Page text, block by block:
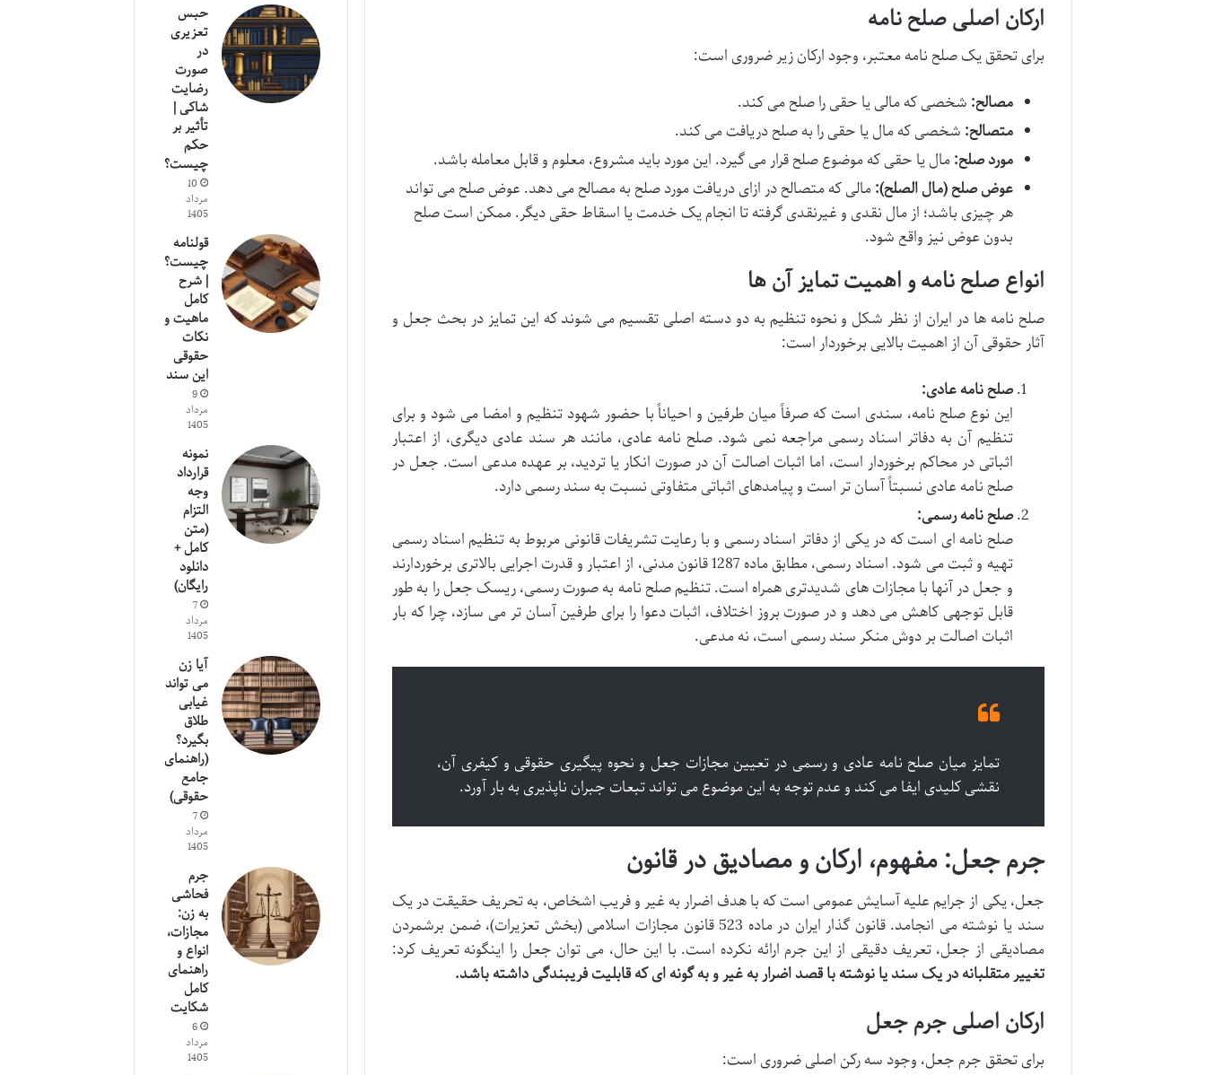
ارکان اصلی صلح نامه
برای تحقق یک صلح نامه معتبر، وجود ارکان زیر ضروری است:
مصالح: شخصی که مالی یا حقی را صلح می کند.
متصالح: شخصی که مال یا حقی را به صلح دریافت می کند.
مورد صلح:مال یا حقی که موضوع صلح قرار می گیرد. این مورد باید مشروع، معلوم و قابل معامله باشد.
عوض صلح (مال الصلح):مالی که متصالح در ازای دریافت مورد صلح به مصالح می دهد. عوض صلح می تواند
هر چیزی باشد؛ از مال نقدی و غیرنقدی گرفته تا انجام یک خدمت یا اسقاط حقی دیگر. ممکن است صلح
بدون عوض نیز واقع شود.
انواع صلح نامه و اهمیت تمایز آن ها
صلح نامه ها در ایران از نظر شکل و نحوه تنظیم به دو دسته اصلی تقسیم می شوند که این تمایز در بحث جعل و
آثار حقوقی آن از اهمیت بالایی برخوردار است:
صلح نامه عادی:
این نوع صلح نامه، سندی است که صرفاً میان طرفین و احیاناً با حضور شهود تنظیم و امضا می شود و برای
تنظیم آن به دفاتر اسناد رسمی مراجعه نمی شود. صلح نامه عادی، مانند هر سند عادی دیگری، از اعتبار
اثباتی در محاکم برخوردار است، اما اثبات اصالت آن در صورت انکار یا تردید، بر عهده مدعی است. جعل در
صلح نامه عادی نسبتاً آسان تر است و پیامدهای اثباتی متفاوتی نسبت به سند رسمی دارد.
صلح نامه رسمی:
صلح نامه ای است که در یکی از دفاتر اسناد رسمی و با رعایت تشریفات قانونی مربوط به تنظیم اسناد رسمی
تهیه و ثبت می شود. اسناد رسمی، مطابق ماده 1287 قانون مدنی، از اعتبار و قدرت اجرایی بالاتری برخوردارند
و جعل در آنها با مجازات های شدیدتری همراه است. تنظیم صلح نامه به صورت رسمی، ریسک جعل را به طور
قابل توجهی کاهش می دهد و در صورت بروز اختلاف، اثبات دعوا را برای طرفین آسان تر می سازد، چرا که بار
اثبات اصالت بر دوش منکر سند رسمی است، نه مدعی.
تمایز میان صلح نامه عادی و رسمی در تعیین مجازات جعل و نحوه پیگیری حقوقی و کیفری آن،
نقشی کلیدی ایفا می کند و عدم توجه به این موضوع می تواند تبعات جبران ناپذیری به بار آورد.
جرم جعل: مفهوم، ارکان و مصادیق در قانون
جعل، یکی از جرایم علیه آسایش عمومی است که با هدف اضرار به غیر و فریب اشخاص، به تحریف حقیقت در یک
سند یا نوشته می انجامد. قانون گذار ایران در ماده 523 قانون مجازات اسلامی (بخش تعزیرات)، ضمن برشمردن
مصادیقی از جعل، تعریف دقیقی از این جرم ارائه نکرده است. با این حال، می توان جعل را اینگونه تعریف کرد:
تغییر متقلبانه در یک سند یا نوشته با قصد اضرار به غیر و به گونه ای که قابلیت فریبندگی داشته باشد.
ارکان اصلی جرم جعل
برای تحقق جرم جعل، وجود سه رکن اصلی ضروری است:
حبس
تعزیری
در
صورت
رضایت
شاکی |
تأثیر بر
حکم
چیست؟
10
مرداد
1405
قولنامه
چیست؟
| شرح
کامل
ماهیت و
نکات
حقوقی
این سند
9
مرداد
1405
نمونه
قرارداد
وجه
التزام
(متن
کامل +
دانلود
رایگان)
7
مرداد
1405
آیا زن
می تواند
غیابی
طلاق
بگیرد؟
(راهنمای
جامع
حقوقی)
7
مرداد
1405
جرم
فحاشی
به زن:
مجازات،
انواع و
راهنمای
کامل
شکایت
6
مرداد
1405